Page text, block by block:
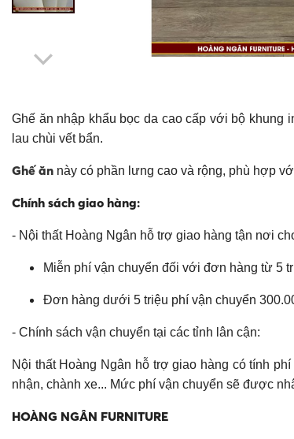
Ghế ăn nhập khẩu bọc da cao cấp với bộ khung
lau chùi vết bẩn.
Ghế ăn này có phần lưng cao và rộng, phù hợp
Chính sách giao hàng:
- Nội thất Hoàng Ngân hỗ trợ giao hàng tận nơi
Miễn phí vận chuyển đối với đơn hàng từ 5
Đơn hàng dưới 5 triệu phí vận chuyển
- Chính sách vận chuyển tại các tỉnh lân cận:
Nội thất Hoàng Ngân hỗ trợ giao hàng có tính
nhận, chành xe... Mức phí vận chuyển sẽ được
HOÀNG NGÂN FURNITURE